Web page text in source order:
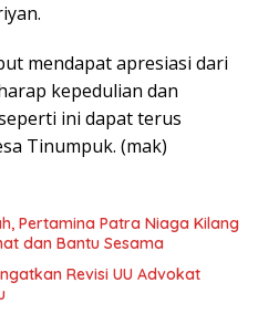
mendapat apresiasi dari
kepedulian dan
ini dapat terus
Tinumpuk. (mak)
Pertamina Patra Niaga Kilang
dan Bantu Sesama
Revisi UU Advokat